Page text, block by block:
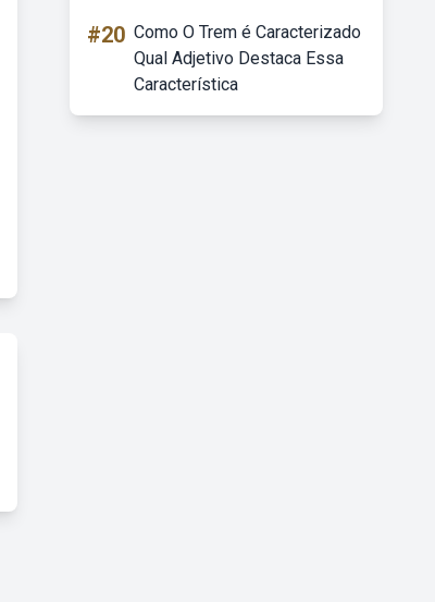
#20 Como O Trem é Caracterizado
Qual Adjetivo Destaca Essa
Característica